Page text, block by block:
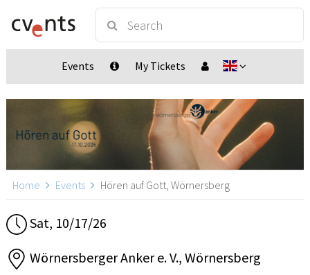
Events My Tickets
Home Events Hören auf Gott, Wörnersberg
Sat, 10/17/26
Wörnersberger Anker e. V., Wörnersberg